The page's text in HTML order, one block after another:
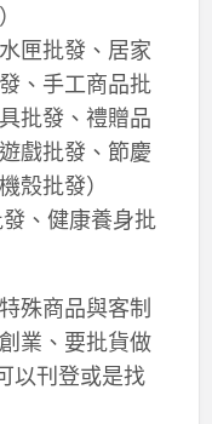
匣批發、居家
、手工商品批
批發、禮贈品
戲批發、節慶
殼批發）
、健康養身批
殊商品與客制
業、要批貨做
以刊登或是找